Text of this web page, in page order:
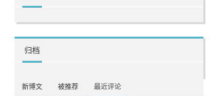
归档
新博文 被推荐 最近评论